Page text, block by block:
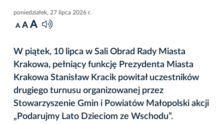
poniedziałek, 27 lipca 2026 r.
A A A
W piątek, 10 lipca w Sali Obrad Rady Miasta
Krakowa, pełniący funkcję Prezydenta Miasta
Krakowa Stanisław Kracik powitał uczestników
drugiego turnusu organizowanej przez
Stowarzyszenie Gmin i Powiatów Małopolski akcji
„Podarujmy Lato Dzieciom ze Wschodu”.